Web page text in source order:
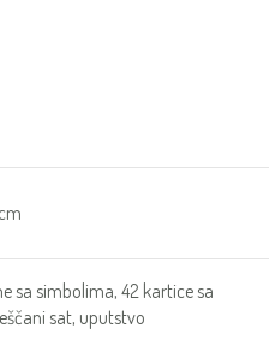
sa simbolima, 42 kartice sa
sat, uputstvo